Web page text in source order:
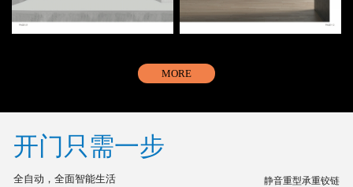
MORE
开门只需一步
全自动，全面智能生活
静音重型承重铰链